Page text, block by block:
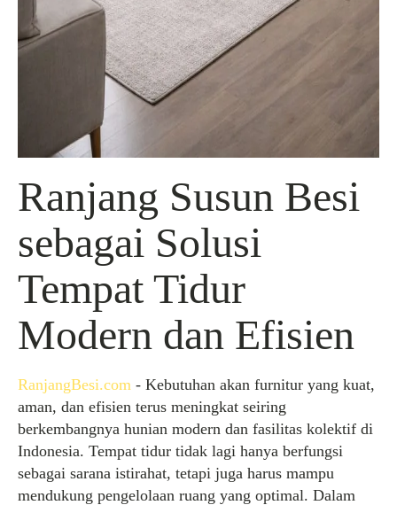
Ranjang Susun Besi
sebagai Solusi
Tempat Tidur
Modern dan Efisien
RanjangBesi.com - Kebutuhan akan furnitur yang kuat,
aman, dan efisien terus meningkat seiring
berkembangnya hunian modern dan fasilitas kolektif di
Indonesia. Tempat tidur tidak lagi hanya berfungsi
sebagai sarana istirahat, tetapi juga harus mampu
mendukung pengelolaan ruang yang optimal. Dalam